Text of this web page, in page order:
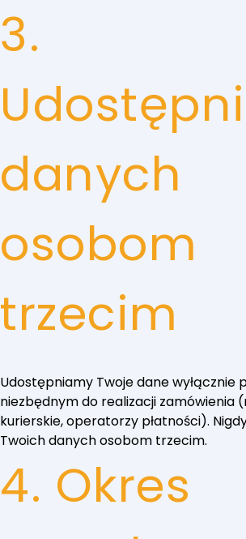
3.
danych
osobom
trzecim
Udostępniamy Twoje dane wyłącznie
niezbędnym do realizacji zamówienia
kurierskie, operatorzy płatności).
Twoich danych osobom trzecim.
4. Okres